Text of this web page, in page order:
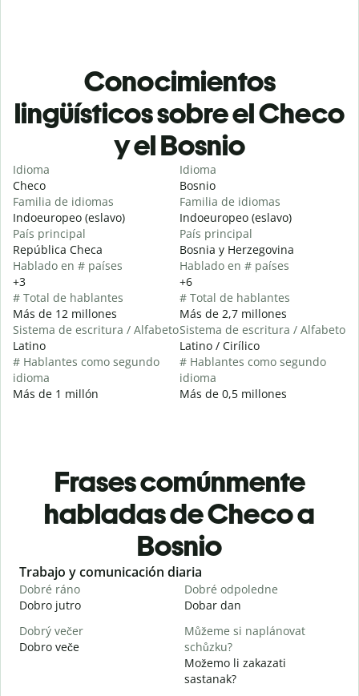
Conocimientos
lingüísticos sobre el Checo
y el Bosnio
Idioma
Checo
Familia de idiomas
Indoeuropeo (eslavo)
País principal
República Checa
Hablado en # países
+3
# Total de hablantes
Más de 12 millones
Sistema de escritura / Alfabeto
Latino
# Hablantes como segundo
idioma
Más de 1 millón
Idioma
Bosnio
Familia de idiomas
Indoeuropeo (eslavo)
País principal
Bosnia y Herzegovina
Hablado en # países
+6
# Total de hablantes
Más de 2,7 millones
Sistema de escritura / Alfabeto
Latino / Cirílico
# Hablantes como segundo
idioma
Más de 0,5 millones
Frases comúnmente
habladas de Checo a
Bosnio
Slide 1 of 6
Trabajo y comunicación diaria
Dobré ráno
Dobro jutro
Dobré odpoledne
Dobar dan
Dobrý večer
Dobro veče
Můžeme si naplánovat
schůzku?
Možemo li zakazati
sastanak?